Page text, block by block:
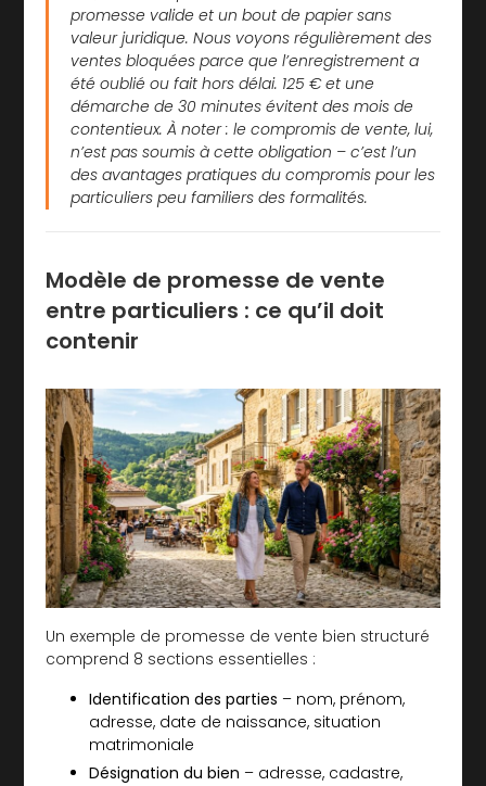
promesse valide et un bout de papier sans
valeur juridique. Nous voyons régulièrement des
ventes bloquées parce que l’enregistrement a
été oublié ou fait hors délai. 125 € et une
démarche de 30 minutes évitent des mois de
contentieux. À noter : le compromis de vente, lui,
n’est pas soumis à cette obligation – c’est l’un
des avantages pratiques du compromis pour les
particuliers peu familiers des formalités.
Modèle de promesse de vente
entre particuliers : ce qu’il doit
contenir
Un exemple de promesse de vente bien structuré
comprend 8 sections essentielles :
Identification des parties – nom, prénom,
adresse, date de naissance, situation
matrimoniale
Désignation du bien – adresse, cadastre,